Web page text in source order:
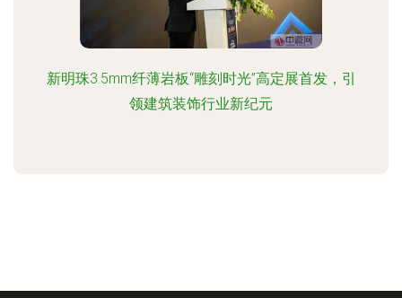
新明珠3.5mm纤薄岩板“雕刻时光”高定展首发，引
领建筑装饰行业新纪元